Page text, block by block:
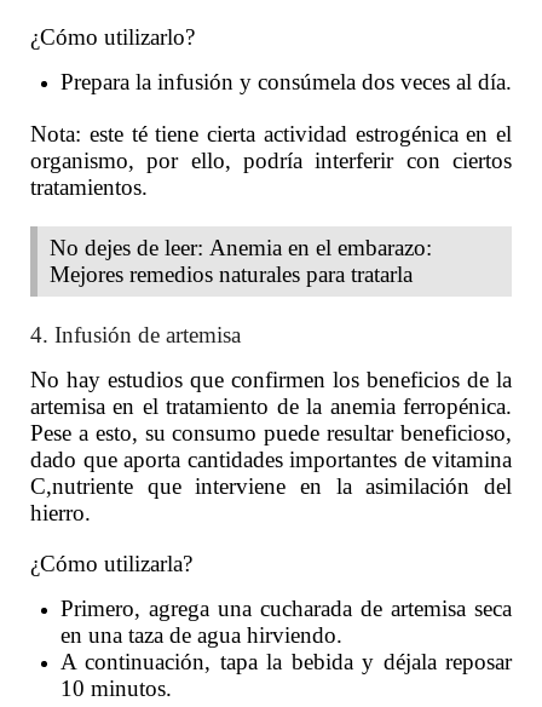
¿Cómo utilizarlo?
Prepara la infusión y consúmela dos veces al día.
Nota: este té tiene cierta actividad estrogénica en el
organismo, por ello, podría interferir con ciertos
tratamientos.
No dejes de leer: Anemia en el embarazo:
Mejores remedios naturales para tratarla
4. Infusión de artemisa
No hay estudios que confirmen los beneficios de la
artemisa en el tratamiento de la anemia ferropénica.
Pese a esto, su consumo puede resultar beneficioso,
dado que aporta cantidades importantes de vitamina
C,nutriente que interviene en la asimilación del
hierro.
¿Cómo utilizarla?
Primero, agrega una cucharada de artemisa seca
en una taza de agua hirviendo.
A continuación, tapa la bebida y déjala reposar
10 minutos.